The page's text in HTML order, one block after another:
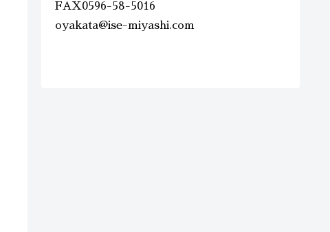
FAX0596-58-5016
oyakata@ise-miyashi.com